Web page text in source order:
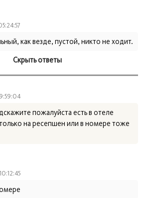
как везде, пустой, никто не ходит.
Скрыть ответы
пожалуйста есть в отеле
на ресепшен или в номере тоже